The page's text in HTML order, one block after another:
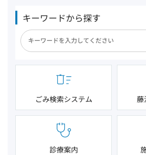
キーワードから探す
ごみ検索システム 藤
診療案内